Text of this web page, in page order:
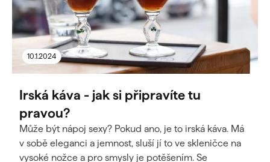
10.1.2024
Irská káva - jak si připravíte tu
pravou?
Může být nápoj sexy? Pokud ano, je to irská káva. Má
v sobě eleganci a jemnost, sluší jí to ve skleničce na
vysoké nožce a pro smysly je potěšením. Se